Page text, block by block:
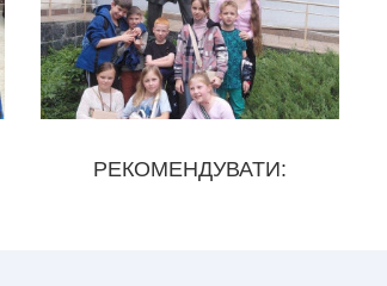
РЕКОМЕНДУВАТИ: